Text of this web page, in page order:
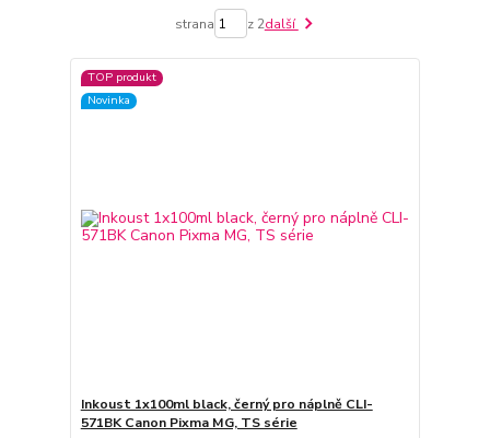
strana z 2další
TOP produkt
Novinka
Inkoust 1x100ml black, černý pro náplně CLI-
571BK Canon Pixma MG, TS série